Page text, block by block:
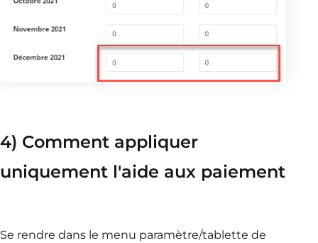
4) Comment appliquer
uniquement l'aide aux paiement
Se rendre dans le menu paramètre/tablette de